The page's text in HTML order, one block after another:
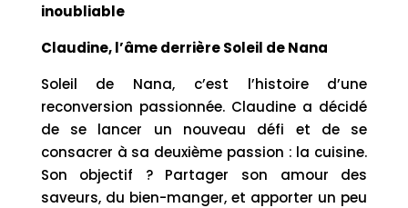
inoubliable
Claudine, l’âme derrière Soleil de Nana
Soleil de Nana, c’est l’histoire d’une
reconversion passionnée. Claudine a décidé
de se lancer un nouveau défi et de se
consacrer à sa deuxième passion : la cuisine.
Son objectif ? Partager son amour des
saveurs, du bien-manger, et apporter un peu